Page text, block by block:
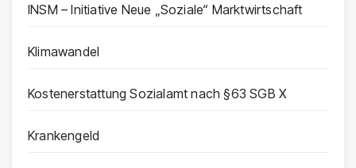
INSM – Initiative Neue „Soziale“ Marktwirtschaft
Klimawandel
Kostenerstattung Sozialamt nach §63 SGB X
Krankengeld